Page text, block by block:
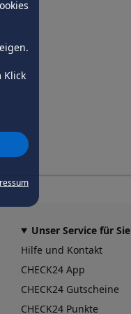
Klick
Unser Service für Sie
Hilfe und Kontakt
CHECK24 App
CHECK24 Gutscheine
CHECK24 Punkte